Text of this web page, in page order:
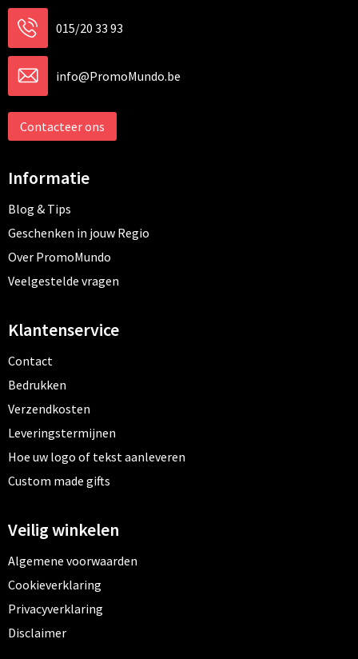
015/20 33 93
info@PromoMundo.be
Contacteer ons
Informatie
Blog & Tips
Geschenken in jouw Regio
Over PromoMundo
Veelgestelde vragen
Klantenservice
Contact
Bedrukken
Verzendkosten
Leveringstermijnen
Hoe uw logo of tekst aanleveren
Custom made gifts
Veilig winkelen
Algemene voorwaarden
Cookieverklaring
Privacyverklaring
Disclaimer